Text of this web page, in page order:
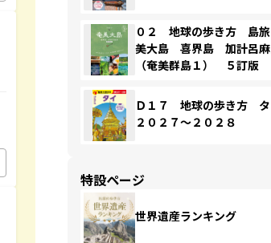
０２ 地球の歩き方 島
美大島 喜界島 加計呂
（奄美群島１） ５訂版
Ｄ１７ 地球の歩き方
２０２７～２０２８
特設ページ
世界遺産ランキング